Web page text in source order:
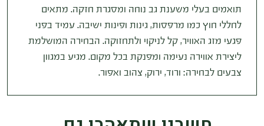
תואמים בעלי משענת גב נוחה ומסגרת חזקה. מתאים
לחללי חוץ כמו מרפסות, גינות ופינות ישיבה. עמיד בפני
פגעי מזג האוויר, קל לניקוי ולתחזוקה. הבחירה המושלמת
ליצירת אווירה נעימה ומפנקת בכל מקום. מגיע במגוון
צבעים לבחירה: ורוד, ירוק, צהוב ואפור.